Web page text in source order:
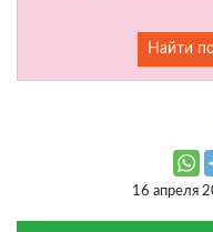
Найти
16 апреля